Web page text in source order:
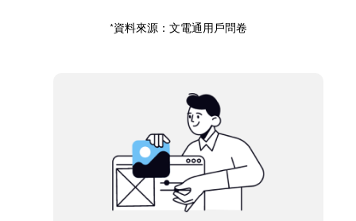
*資料來源：文電通用戶問卷